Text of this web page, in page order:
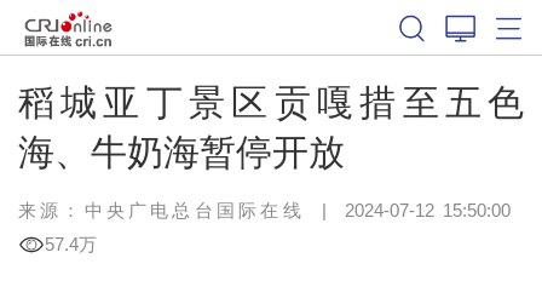
稻城亚丁景区贡嘎措至五色
海、牛奶海暂停开放
来源：中央广电总台国际在线 | 2024-07-12 15:50:00
57.4万